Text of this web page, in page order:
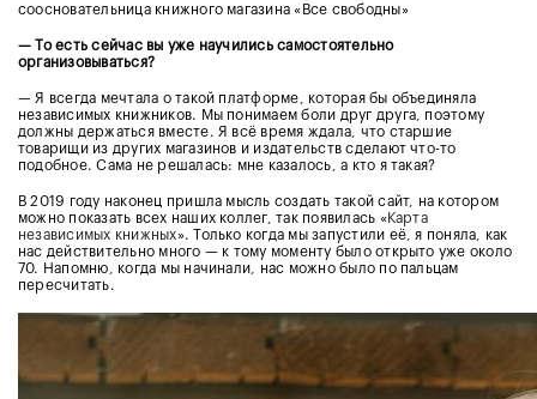
соосновательница книжного магазина «Все свободны»
— То есть сейчас вы уже научились самостоятельно
организовываться?
— Я всегда мечтала о такой платформе, которая бы объединяла
независимых книжников. Мы понимаем боли друг друга, поэтому
должны держаться вместе. Я всё время ждала, что старшие
товарищи из других магазинов и издательств сделают что-то
подобное. Сама не решалась: мне казалось, а кто я такая?
В 2019 году наконец пришла мысль создать такой сайт, на котором
можно показать всех наших коллег, так появилась «Карта
независимых книжных». Только когда мы запустили её, я поняла, как
нас действительно много — к тому моменту было открыто уже около
70. Напомню, когда мы начинали, нас можно было по пальцам
пересчитать.